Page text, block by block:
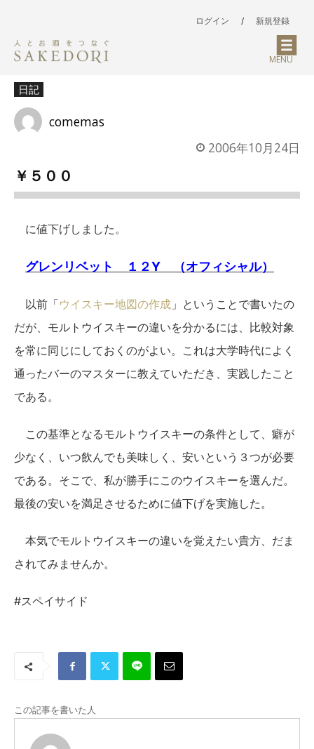
ログイン / 新規登録
MENU
日記
comemas
2006年10月24日
￥５００
に値下げしました。
グレンリベット １２Y （オフィシャル）
以前「ウイスキー地図の作成 」ということで書いたの
だが、モルトウイスキーの違いを分かるには、比較対象
を常に同じにしておくのがよい。これは大学時代によく
通ったバーのマスターに教えていただき、実践したこと
である。
この基準となるモルトウイスキーの条件として、癖が
少なく、いつ飲んでも美味しく、安いという３つが必要
である。そこで、私が勝手にこのウイスキーを選んだ。
最後の安いを満足させるために値下げを実施した。
本気でモルトウイスキーの違いを覚えたい貴方、だま
されてみませんか。
#スペイサイド
この記事を書いた人